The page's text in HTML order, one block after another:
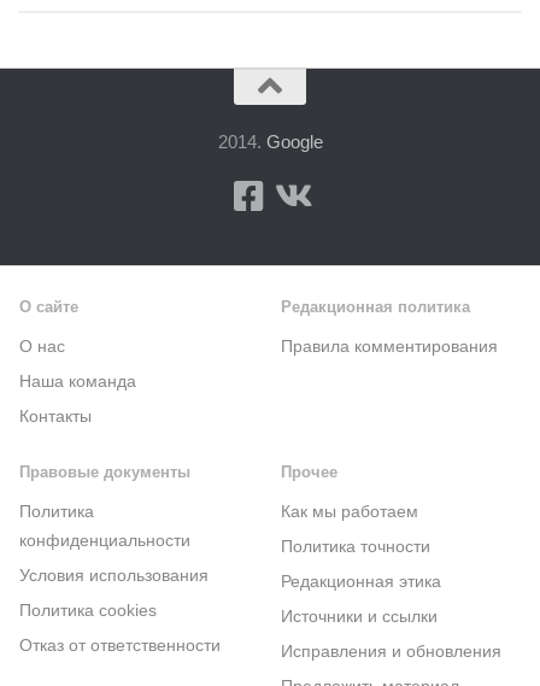
2014. Google
О сайте
О нас
Наша команда
Контакты
Редакционная политика
Правила комментирования
Правовые документы
Политика
конфиденциальности
Условия использования
Политика cookies
Отказ от ответственности
Прочее
Как мы работаем
Политика точности
Редакционная этика
Источники и ссылки
Исправления и обновления